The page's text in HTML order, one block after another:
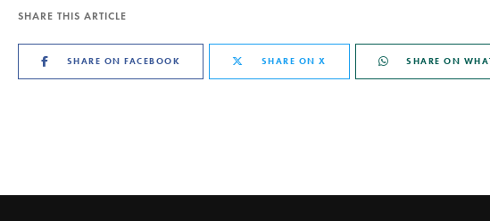
SHARE THIS ARTICLE
SHARE ON FACEBOOK SHARE ON X SHARE ON